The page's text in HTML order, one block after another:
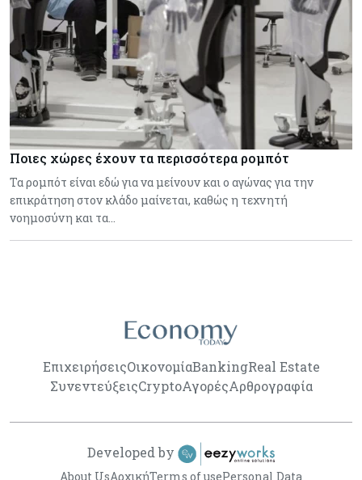
Ποιες χώρες έχουν τα περισσότερα ρομπότ
Τα ρομπότ είναι εδώ για να μείνουν και ο αγώνας για την
επικράτηση στον κλάδο μαίνεται, καθώς η τεχνητή
νοημοσύνη και τα…
ΕπιχειρήσειςΟικονομίαBankingReal Estate
ΣυνεντεύξειςCryptoΑγορέςΑρθρογραφία
About UsΑρχικήTerms of usePersonal Data
Developed by